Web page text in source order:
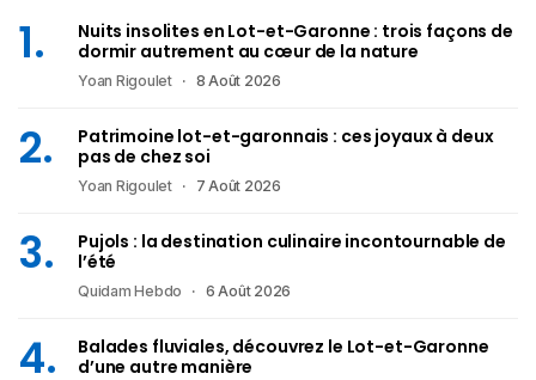
Nuits insolites en Lot-et-Garonne : trois façons de
dormir autrement au cœur de la nature
Yoan Rigoulet 8 Août 2026
Patrimoine lot-et-garonnais : ces joyaux à deux
pas de chez soi
Yoan Rigoulet 7 Août 2026
Pujols : la destination culinaire incontournable de
l’été
Quidam Hebdo 6 Août 2026
Balades fluviales, découvrez le Lot-et-Garonne
d’une autre manière